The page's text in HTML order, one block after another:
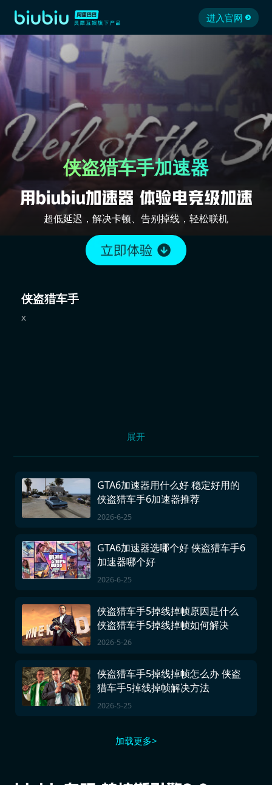
进入官网
侠盗猎车手加速器
超低延迟，解决卡顿、告别掉线，轻松联机
侠盗猎车手
x
展开
GTA6加速器用什么好 稳定好用的
侠盗猎车手6加速器推荐
2026-6-25
GTA6加速器选哪个好 侠盗猎车手6
加速器哪个好
2026-6-25
侠盗猎车手5掉线掉帧原因是什么
侠盗猎车手5掉线掉帧如何解决
2026-5-26
侠盗猎车手5掉线掉帧怎么办 侠盗
猎车手5掉线掉帧解决方法
2026-5-25
加载更多>